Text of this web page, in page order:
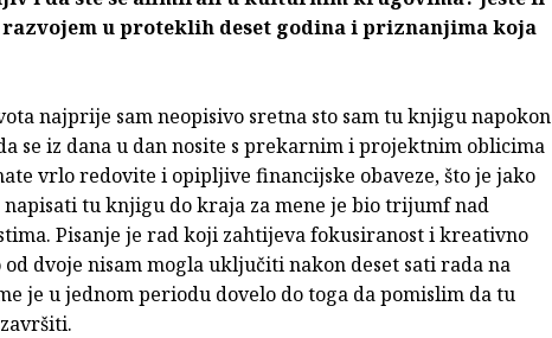
u proteklih deset godina i priznanjima koja
najprije sam neopisivo sretna sto sam tu knjigu napokon
se iz dana u dan nosite s prekarnim i projektnim oblicima
vrlo redovite i opipljive financijske obaveze, što je jako
napisati tu knjigu do kraja za mene je bio trijumf nad
Pisanje je rad koji zahtijeva fokusiranost i kreativno
dvoje nisam mogla uključiti nakon deset sati rada na
je u jednom periodu dovelo do toga da pomislim da tu